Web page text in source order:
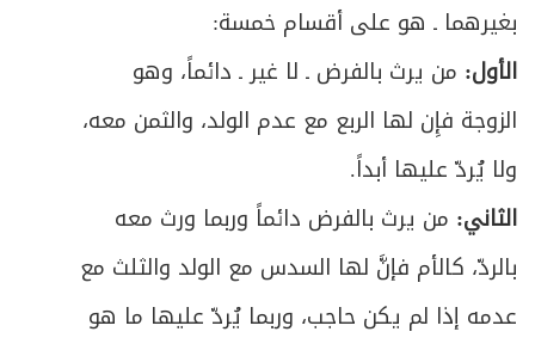
بغيرهما ـ هو على أقسام خمسة:
الأول: من يرث بالفرض ـ لا غير ـ دائماً، وهو
الزوجة فإِن لها الربع مع عدم الولد، والثمن معه،
ولا يُردّ عليها أبداً.
الثاني: من يرث بالفرض دائماً وربما ورث معه
بالردّ، كالأم فإنَّ لها السدس مع الولد والثلث مع
عدمه إذا لم يكن حاجب، وربما يُردّ عليها ما هو